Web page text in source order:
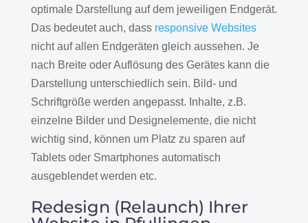
optimale Darstellung auf dem jeweiligen Endgerät.
Das bedeutet auch, dass responsive Websites
nicht auf allen Endgeräten gleich aussehen. Je
nach Breite oder Auflösung des Gerätes kann die
Darstellung unterschiedlich sein. Bild- und
Schriftgröße werden angepasst. Inhalte, z.B.
einzelne Bilder und Designelemente, die nicht
wichtig sind, können um Platz zu sparen auf
Tablets oder Smartphones automatisch
ausgeblendet werden etc.
Redesign (Relaunch) Ihrer